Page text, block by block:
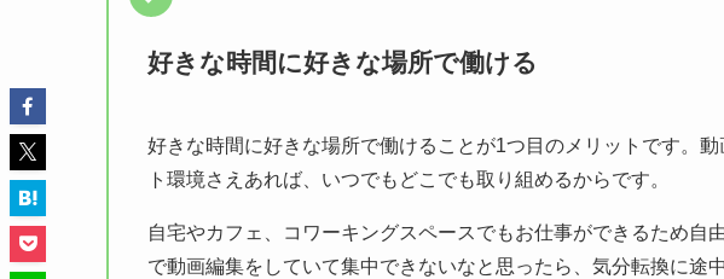
好きな時間に好きな場所で働ける
好きな時間に好きな場所で働けることが1つ目のメリットです。
ト環境さえあれば、いつでもどこでも取り組めるからです。
自宅やカフェ、コワーキングスペースでもお仕事ができるため自
で動画編集をしていて集中できないなと思ったら、気分転換に途